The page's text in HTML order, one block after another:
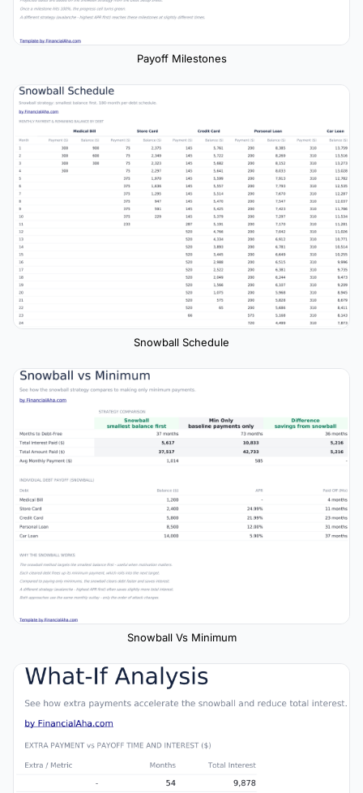
Payoff Milestones
Snowball Schedule
Snowball Vs Minimum